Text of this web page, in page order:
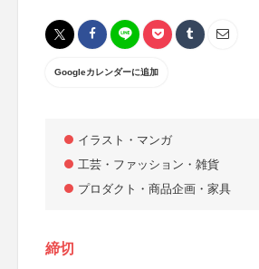
Googleカレンダーに追加
イラスト・マンガ
工芸・ファッション・雑貨
プロダクト・商品企画・家具
締切